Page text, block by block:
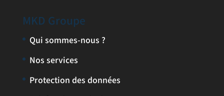
MKD Groupe
Qui sommes-nous ?
Nos services
Protection des données